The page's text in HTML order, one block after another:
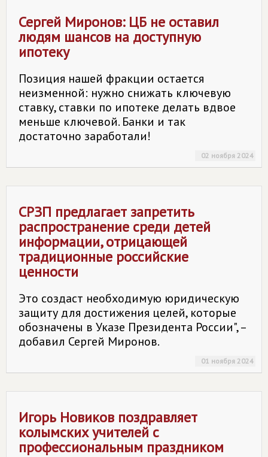
Сергей Миронов: ЦБ не оставил
людям шансов на доступную
ипотеку
Позиция нашей фракции остается
неизменной: нужно снижать ключевую
ставку, ставки по ипотеке делать вдвое
меньше ключевой. Банки и так
достаточно заработали!
02 ноября 2024
СРЗП предлагает запретить
распространение среди детей
информации, отрицающей
традиционные российские
ценности
Это создаст необходимую юридическую
защиту для достижения целей, которые
обозначены в Указе Президента России", –
добавил Сергей Миронов.
01 ноября 2024
Игорь Новиков поздравляет
колымских учителей с
профессиональным праздником